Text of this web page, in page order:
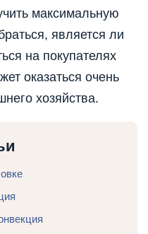
максимальную
является ли
на покупателях
оказаться очень
хозяйства.